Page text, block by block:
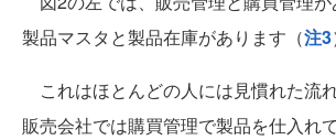
製品マスタと製品在庫があります（注3
これはほとんどの人には見慣れた流れ
販売会社では購買管理で製品を仕入れ